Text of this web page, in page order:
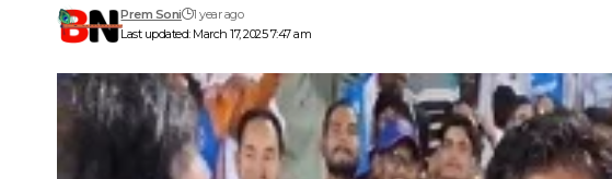
Last updated: March 17, 2025 7:47 am
Prem Soni 1 year ago